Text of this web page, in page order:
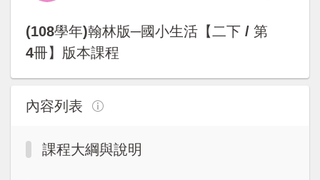
(108學年)翰林版─國小生活【二下 / 第
4冊】版本課程
內容列表
課程大綱與說明